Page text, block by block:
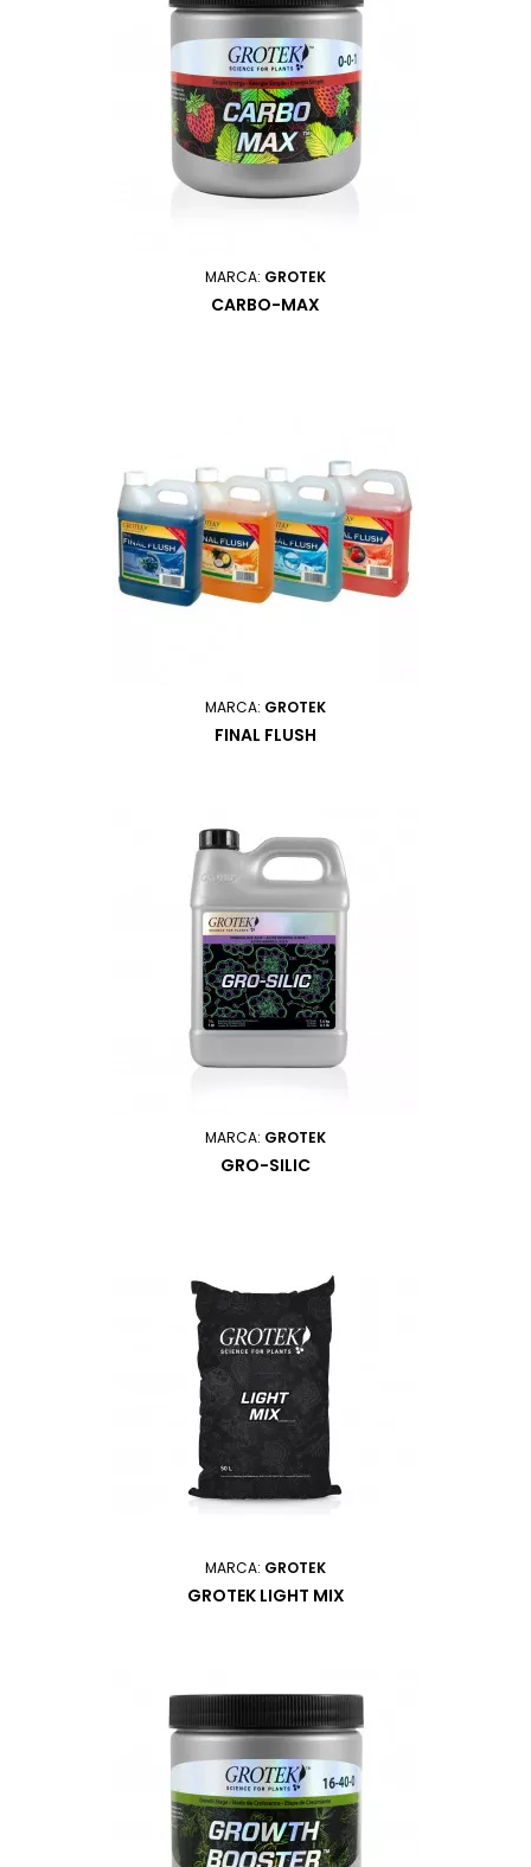
MARCA: GROTEK
CARBO-MAX
MARCA: GROTEK
FINAL FLUSH
MARCA: GROTEK
GRO-SILIC
MARCA: GROTEK
GROTEK LIGHT MIX